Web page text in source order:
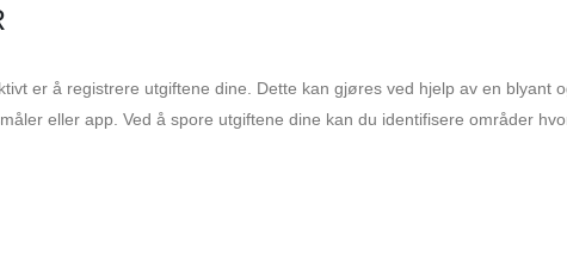
er å registrere utgiftene dine. Dette kan gjøres ved hjelp av en blyant
eller app. Ved å spore utgiftene dine kan du identifisere områder